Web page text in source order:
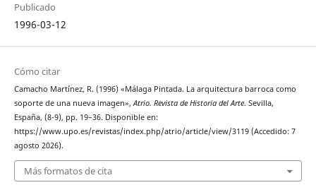
Publicado
1996-03-12
Cómo citar
Camacho Martínez, R. (1996) «Málaga Pintada. La arquitectura barroca como
soporte de una nueva imagen»,Atrio. Revista de Historia del Arte. Sevilla,
España, (8-9), pp. 19–36. Disponible en:
https://www.upo.es/revistas/index.php/atrio/article/view/3119 (Accedido: 7
agosto 2026).
Más formatos de cita